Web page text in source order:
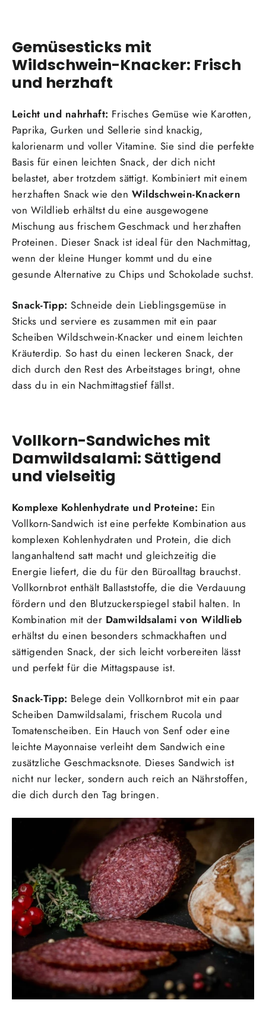
Gemüsesticks mit
Wildschwein-Knacker: Frisch
und herzhaft
Leicht und nahrhaft: Frisches Gemüse wie Karotten,
Paprika, Gurken und Sellerie sind knackig,
kalorienarm und voller Vitamine. Sie sind die perfekte
Basis für einen leichten Snack, der dich nicht
belastet, aber trotzdem sättigt. Kombiniert mit einem
herzhaften Snack wie den Wildschwein-Knackern
von Wildlieb erhältst du eine ausgewogene
Mischung aus frischem Geschmack und herzhaften
Proteinen. Dieser Snack ist ideal für den Nachmittag,
wenn der kleine Hunger kommt und du eine
gesunde Alternative zu Chips und Schokolade suchst.
Snack-Tipp: Schneide dein Lieblingsgemüse in
Sticks und serviere es zusammen mit ein paar
Scheiben Wildschwein-Knacker und einem leichten
Kräuterdip. So hast du einen leckeren Snack, der
dich durch den Rest des Arbeitstages bringt, ohne
dass du in ein Nachmittagstief fällst.
Vollkorn-Sandwiches mit
Damwildsalami: Sättigend
und vielseitig
Komplexe Kohlenhydrate und Proteine: Ein
Vollkorn-Sandwich ist eine perfekte Kombination aus
komplexen Kohlenhydraten und Protein, die dich
langanhaltend satt macht und gleichzeitig die
Energie liefert, die du für den Büroalltag brauchst.
Vollkornbrot enthält Ballaststoffe, die die Verdauung
fördern und den Blutzuckerspiegel stabil halten. In
Kombination mit der Damwildsalami von Wildlieb
erhältst du einen besonders schmackhaften und
sättigenden Snack, der sich leicht vorbereiten lässt
und perfekt für die Mittagspause ist.
Snack-Tipp: Belege dein Vollkornbrot mit ein paar
Scheiben Damwildsalami, frischem Rucola und
Tomatenscheiben. Ein Hauch von Senf oder eine
leichte Mayonnaise verleiht dem Sandwich eine
zusätzliche Geschmacksnote. Dieses Sandwich ist
nicht nur lecker, sondern auch reich an Nährstoffen,
die dich durch den Tag bringen.